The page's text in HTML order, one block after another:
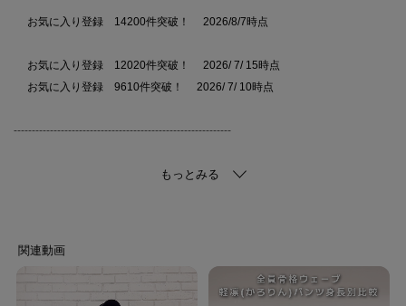
お気に入り登録 14200件突破！ 2026/8/7時点
お気に入り登録 12020件突破！ 2026/ 7/ 15時点
お気に入り登録 9610件突破！ 2026/ 7/ 10時点
------------------------------------------------------------
軽やかに、そして凛とした美しさを。軽やかに、そして凛とした美しさを。
【SHOO ICE+(プラス)】・・・大人気のひんやりシリーズ「SHOO ICE」
が、さらにひんやり、もっと快適になりました。